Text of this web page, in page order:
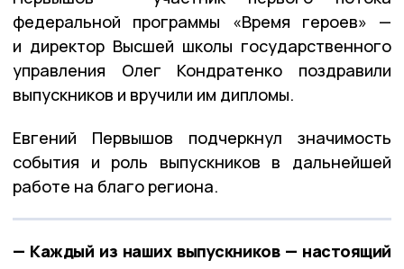
федеральной программы «Время героев» —
и директор Высшей школы государственного
управления Олег Кондратенко поздравили
выпускников и вручили им дипломы.
Евгений Первышов подчеркнул значимость
события и роль выпускников в дальнейшей
работе на благо региона.
— Каждый из наших выпускников — настоящий